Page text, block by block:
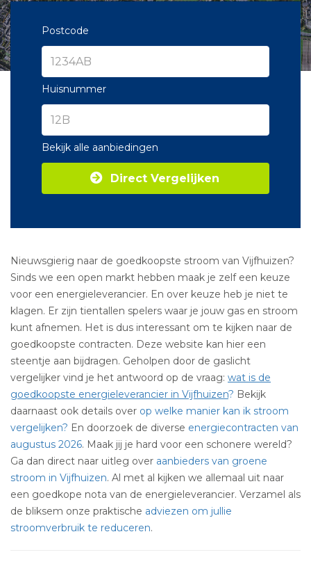
Postcode
Huisnummer
Bekijk alle aanbiedingen
Direct Vergelijken
Nieuwsgierig naar de goedkoopste stroom van Vijfhuizen?
Sinds we een open markt hebben maak je zelf een keuze
voor een energieleverancier. En over keuze heb je niet te
klagen. Er zijn tientallen spelers waar je jouw gas en stroom
kunt afnemen. Het is dus interessant om te kijken naar de
goedkoopste contracten. Deze website kan hier een
steentje aan bijdragen. Geholpen door de gaslicht
vergelijker vind je het antwoord op de vraag: wat is de
goedkoopste energieleverancier in Vijfhuizen? Bekijk
daarnaast ook details over op welke manier kan ik stroom
vergelijken? En doorzoek de diverse energiecontracten van
augustus 2026. Maak jij je hard voor een schonere wereld?
Ga dan direct naar uitleg over aanbieders van groene
stroom in Vijfhuizen. Al met al kijken we allemaal uit naar
een goedkope nota van de energieleverancier. Verzamel als
de bliksem onze praktische adviezen om jullie
stroomverbruik te reduceren.